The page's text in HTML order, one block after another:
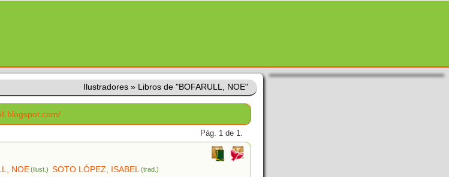
Ilustradores » Libros de "BOFARULL, NOE"
Pág. 1 de 1.
NOE(ilust.) SOTO LÓPEZ, ISABEL (trad.)